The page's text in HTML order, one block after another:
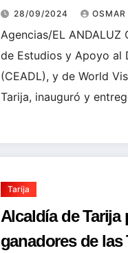
28/09/2024 OSMAR
Agencias/EL
de Estudios y Apoyo al
(CEADL), y de World
Tarija, inauguró y
Tarija
Alcaldía de Tarija
ganadores de las